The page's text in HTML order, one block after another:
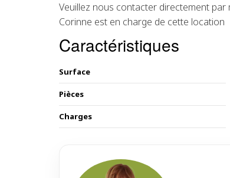
Veuillez nous contacter directement par
Corinne est en charge de cette location
Caractéristiques
Surface
Pièces
Charges